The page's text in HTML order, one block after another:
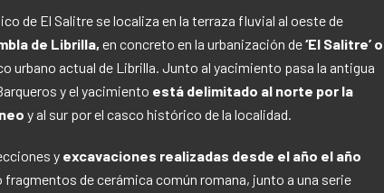
de El Salitre se localiza en la terraza fluvial al oeste de
de Librilla, en concreto en la urbanización de‘El Salitre’ o
urbano actual de Librilla. Junto al yacimiento pasa la antigua
y el yacimiento está delimitado al norte por la
y al sur por el casco histórico de la localidad.
y excavaciones realizadas desde el año el año
fragmentos de cerámica común romana, junto a una serie